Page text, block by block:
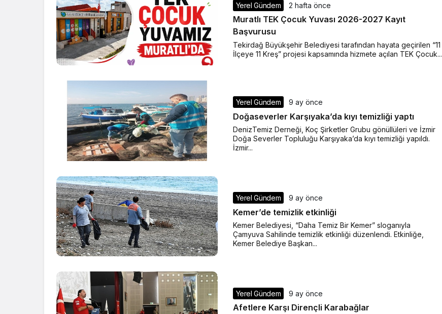
Yerel Gündem 2 hafta önce
Muratlı TEK Çocuk Yuvası 2026-2027 Kayıt
Başvurusu
Tekirdağ Büyükşehir Belediyesi tarafından hayata geçirilen “11
İlçeye 11 Kreş” projesi kapsamında hizmete açılan TEK Çocuk...
Yerel Gündem 9 ay önce
Doğaseverler Karşıyaka’da kıyı temizliği yaptı
DenizTemiz Derneği, Koç Şirketler Grubu gönüllüleri ve İzmir
Doğa Severler Topluluğu Karşıyaka’da kıyı temizliği yapıldı.
İzmir...
Yerel Gündem 9 ay önce
Kemer’de temizlik etkinliği
Kemer Belediyesi, “Daha Temiz Bir Kemer” sloganıyla
Çamyuva Sahilinde temizlik etkinliği düzenlendi. Etkinliğe,
Kemer Belediye Başkan...
Yerel Gündem 9 ay önce
Afetlere Karşı Dirençli Karabağlar